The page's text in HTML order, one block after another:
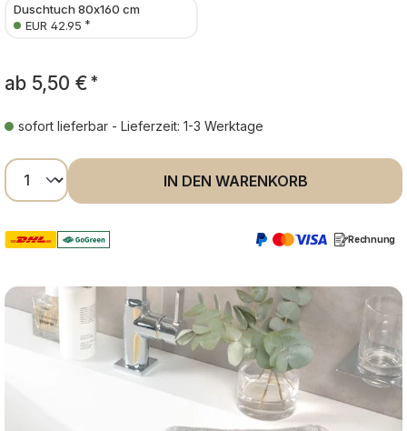
Duschtuch 80x160 cm
EUR 42.95 *
ab 5,50 € *
sofort lieferbar - Lieferzeit: 1-3 Werktage
Produkt Anzahl: Gib den gewünschten
IN DEN WARENKORB
Rechnung